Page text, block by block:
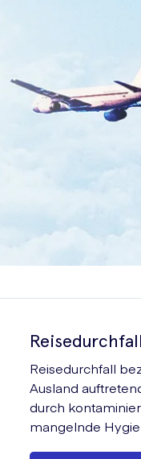
Reisedurchfall
Reisedurchfall
Ausland
durch
mangelnde